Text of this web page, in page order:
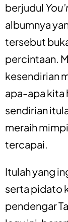
berjudul
albumnya
tersebut
percintaan.
kesendirian
apa-apa kita
sendirian
meraih
tercapai.
Itulah yang
serta pidato
pendengar